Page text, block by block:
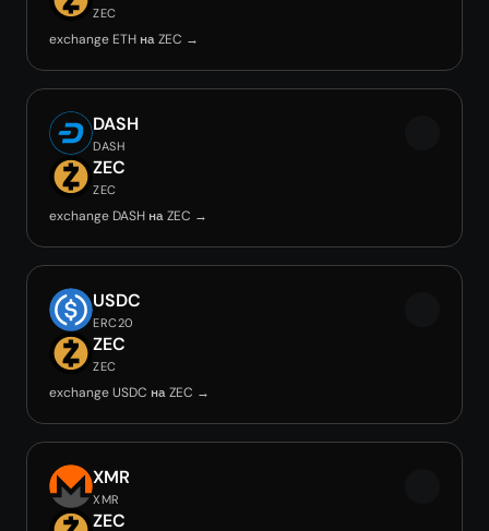
ZEC
exchange ETH на ZEC →
DASH
DASH
ZEC
ZEC
exchange DASH на ZEC →
USDC
ERC20
ZEC
ZEC
exchange USDC на ZEC →
XMR
XMR
ZEC